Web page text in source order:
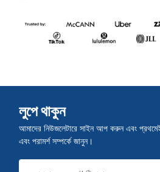
লুপে থাকুন
আমাদের নিউজলেটারে সাইন আপ করুন এবং
এবং পরামর্শ সম্পর্কে জানুন।